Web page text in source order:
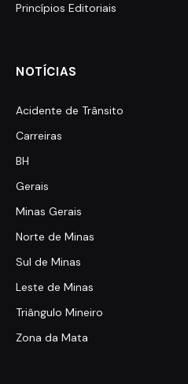
Princípios Editoriais
NOTÍCIAS
Acidente de Trânsito
Carreiras
BH
Gerais
Minas Gerais
Norte de Minas
Sul de Minas
Leste de Minas
Triângulo Mineiro
Zona da Mata